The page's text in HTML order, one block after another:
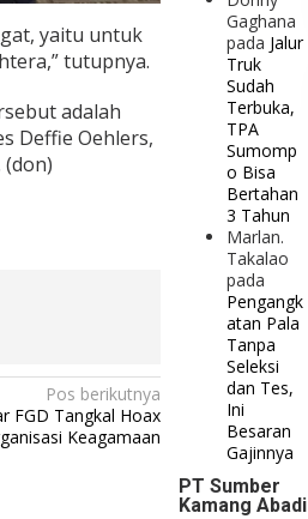
yaitu untuk
tutupnya.
adalah
Deffie Oehlers,
(don)
Pos berikutnya
FGD Tangkal Hoax
Keagamaan
Gaghana
pada Jalur
Truk
Sudah
Terbuka,
TPA
Sumomp
o Bisa
Bertahan
3 Tahun
Marlan.
Takalao
pada
Pengangk
atan Pala
Tanpa
Seleksi
dan Tes,
Ini
Besaran
Gajinnya
PT Sumber
Kamang Abadi